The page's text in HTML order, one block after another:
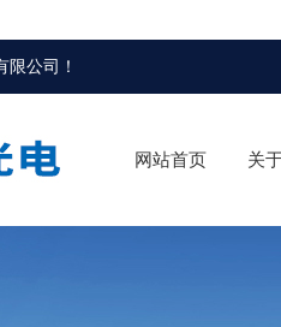
限公司 ！
网站首页 关